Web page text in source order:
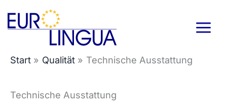
Inhalt
springen
Start Qualität Technische Ausstattung
Technische Ausstattung